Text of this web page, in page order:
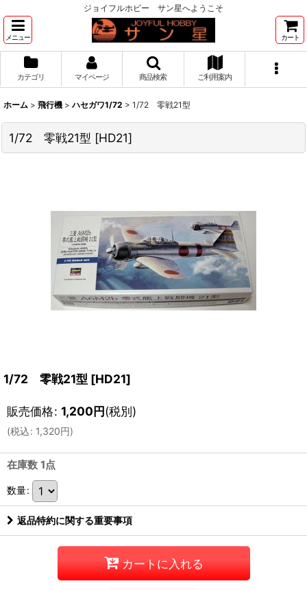
ジョイフルホビー サン星へようこそ
メニュー カート
カテゴリ マイページ 商品検索 ご利用案内
ホーム > 飛行機 > ハセガワ1/72 > 1/72 零戦21型
1/72 零戦21型 [HD21]
1/72 零戦21型 [HD21]
販売価格: 1,200円(税別)
(税込: 1,320円)
在庫数 1点
数量:
返品特約に関する重要事項
カートに入れる